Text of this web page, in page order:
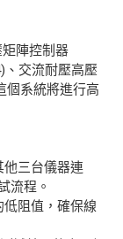
陣控制器
、交流耐壓高壓
個系統將進行高
他三台儀器連
流程。
低阻值，確保線